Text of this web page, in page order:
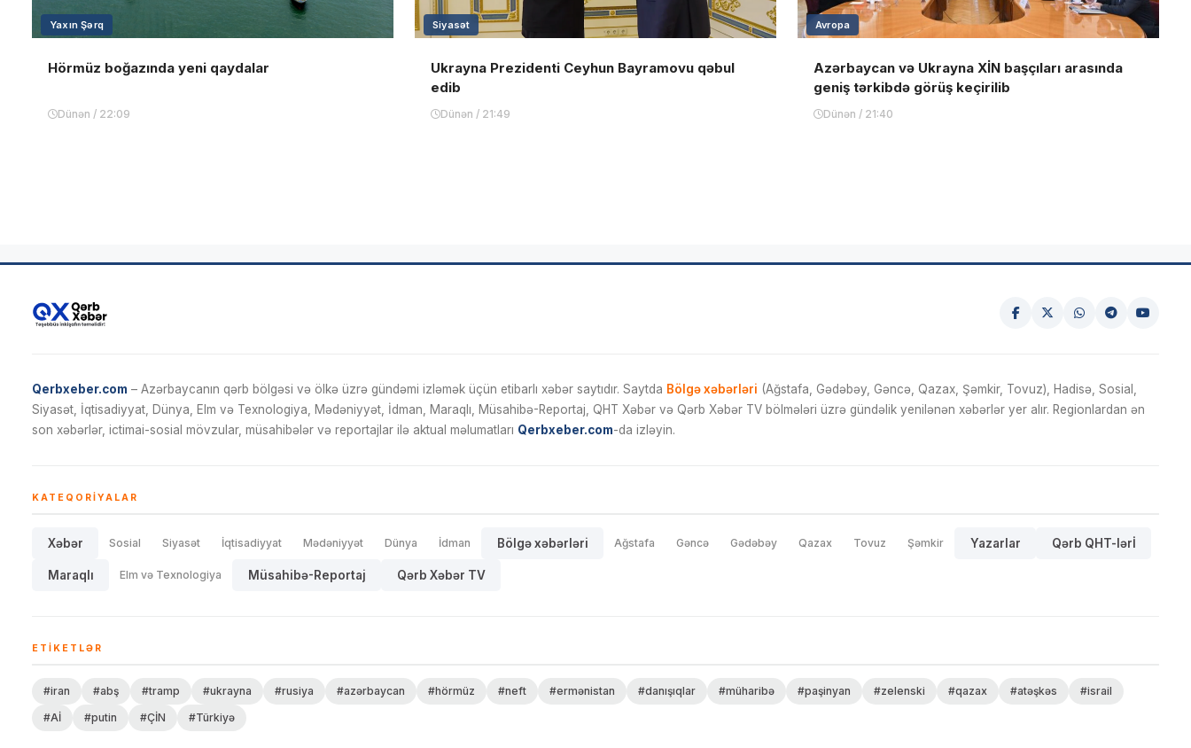
Yaxın Şərq
Hörmüz boğazında yeni qaydalar
Dünən / 22:09
Siyasət
Ukrayna Prezidenti Ceyhun Bayramovu qəbul
edib
Dünən / 21:49
Avropa
Azərbaycan və Ukrayna XİN başçıları arasında
geniş tərkibdə görüş keçirilib
Dünən / 21:40
Qerbxeber.com – Azərbaycanın qərb bölgəsi və ölkə üzrə gündəmi izləmək üçün etibarlı xəbər saytıdır. Saytda Bölgə xəbərləri (Ağstafa, Gədəbəy, Gəncə, Qazax, Şəmkir, Tovuz), Hadisə, Sosial,
Siyasət, İqtisadiyyat, Dünya, Elm və Texnologiya, Mədəniyyət, İdman, Maraqlı, Müsahibə-Reportaj, QHT Xəbər və Qərb Xəbər TV bölmələri üzrə gündəlik yenilənən xəbərlər yer alır. Regionlardan ən
son xəbərlər, ictimai-sosial mövzular, müsahibələr və reportajlar ilə aktual məlumatları Qerbxeber.com-da izləyin.
KATEQORIYALAR
Xəbər Sosial Siyasət İqtisadiyyat Mədəniyyət Dünya İdman Bölgə xəbərləri Ağstafa Gəncə Gədəbəy Qazax Tovuz Şəmkir Yazarlar Qərb QHT-lərİ
Maraqlı Elm və Texnologiya Müsahibə-Reportaj Qərb Xəbər TV
ETIKETLƏR
#iran #abş #tramp #ukrayna #rusiya #azərbaycan #hörmüz #neft #ermənistan #danışıqlar #müharibə #paşinyan #zelenski #qazax #atəşkəs
#israil
#Aİ
#putin #ÇİN #Türkiyə